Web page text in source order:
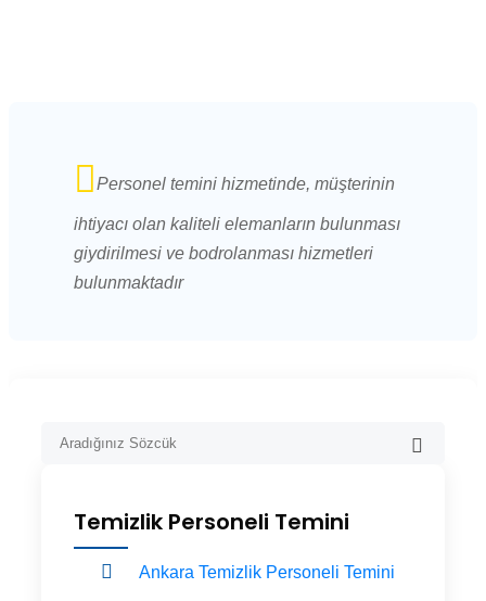
Personel temini hizmetinde, müşterinin
ihtiyacı olan kaliteli elemanların bulunması
giydirilmesi ve bodrolanması hizmetleri
bulunmaktadır
Temizlik Personeli Temini
Ankara Temizlik Personeli Temini